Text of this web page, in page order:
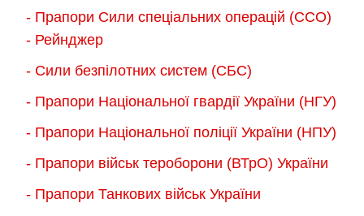
- Прапори Сили спеціальних операцій (ССО)
- Рейнджер
- Сили безпілотних систем (СБС)
- Прапори Національної гвардії України (НГУ)
- Прапори Національної поліції України (НПУ)
- Прапори військ тероборони (ВТрО) України
- Прапори Танкових військ України